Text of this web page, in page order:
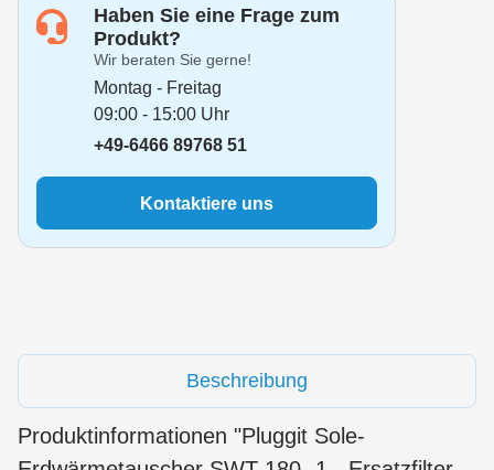
Haben Sie eine Frage zum
Produkt?
Wir beraten Sie gerne!
Montag - Freitag
09:00 - 15:00 Uhr
+49-6466 89768 51
Kontaktiere uns
Beschreibung
Produktinformationen "Pluggit Sole-